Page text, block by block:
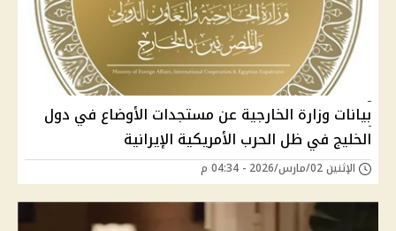
بيانات وزارة الخارجية عن مستجدات الأوضاع في دول
الخليج في ظل الحرب الأمريكية الإيرانية
الإثنين 02/مارس/2026 - 04:34 م